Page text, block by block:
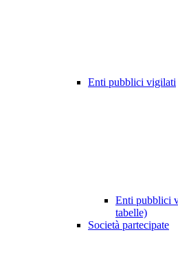
Enti pubblici vigilati
Enti pubblici
tabelle)
Società partecipate